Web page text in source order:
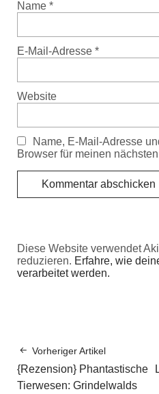
Name *
E-Mail-Adresse *
Website
Name, E-Mail-Adresse
Browser für meinen
Diese Website verwendet
reduzieren. Erfahre, wie
verarbeitet werden.
Vorheriger Artikel
{Rezension} Phantastische
Tierwesen: Grindelwalds